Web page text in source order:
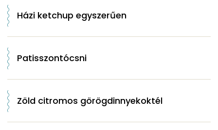
Házi ketchup egyszerűen
Patisszontócsni
Zöld citromos görögdinnyekoktél